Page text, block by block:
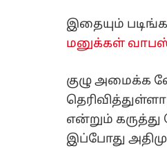
இதையும்
மனுக்கள்
குழு அமைக்க
என்றும் கருத்து
இப்போது